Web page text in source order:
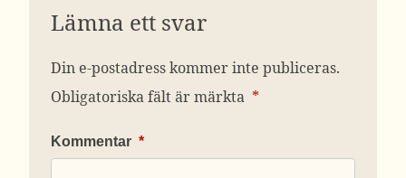
Lämna ett svar
Din e-postadress kommer inte publiceras.
Obligatoriska fält är märkta *
Kommentar *